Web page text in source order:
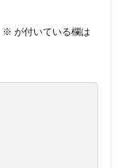
※ が付いている欄は